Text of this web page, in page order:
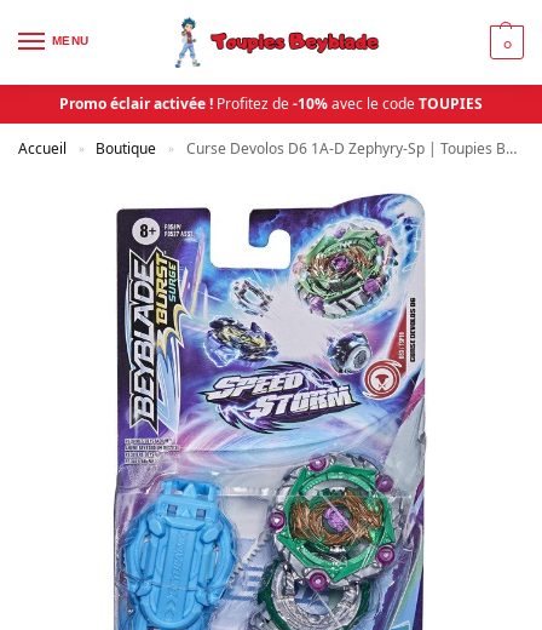
MENU 0
Promo éclair activée ! Profitez de-10%avec le codeTOUPIES
Accueil » Boutique » Curse Devolos D6 1A-D Zephyry-Sp | Toupies Beyblade